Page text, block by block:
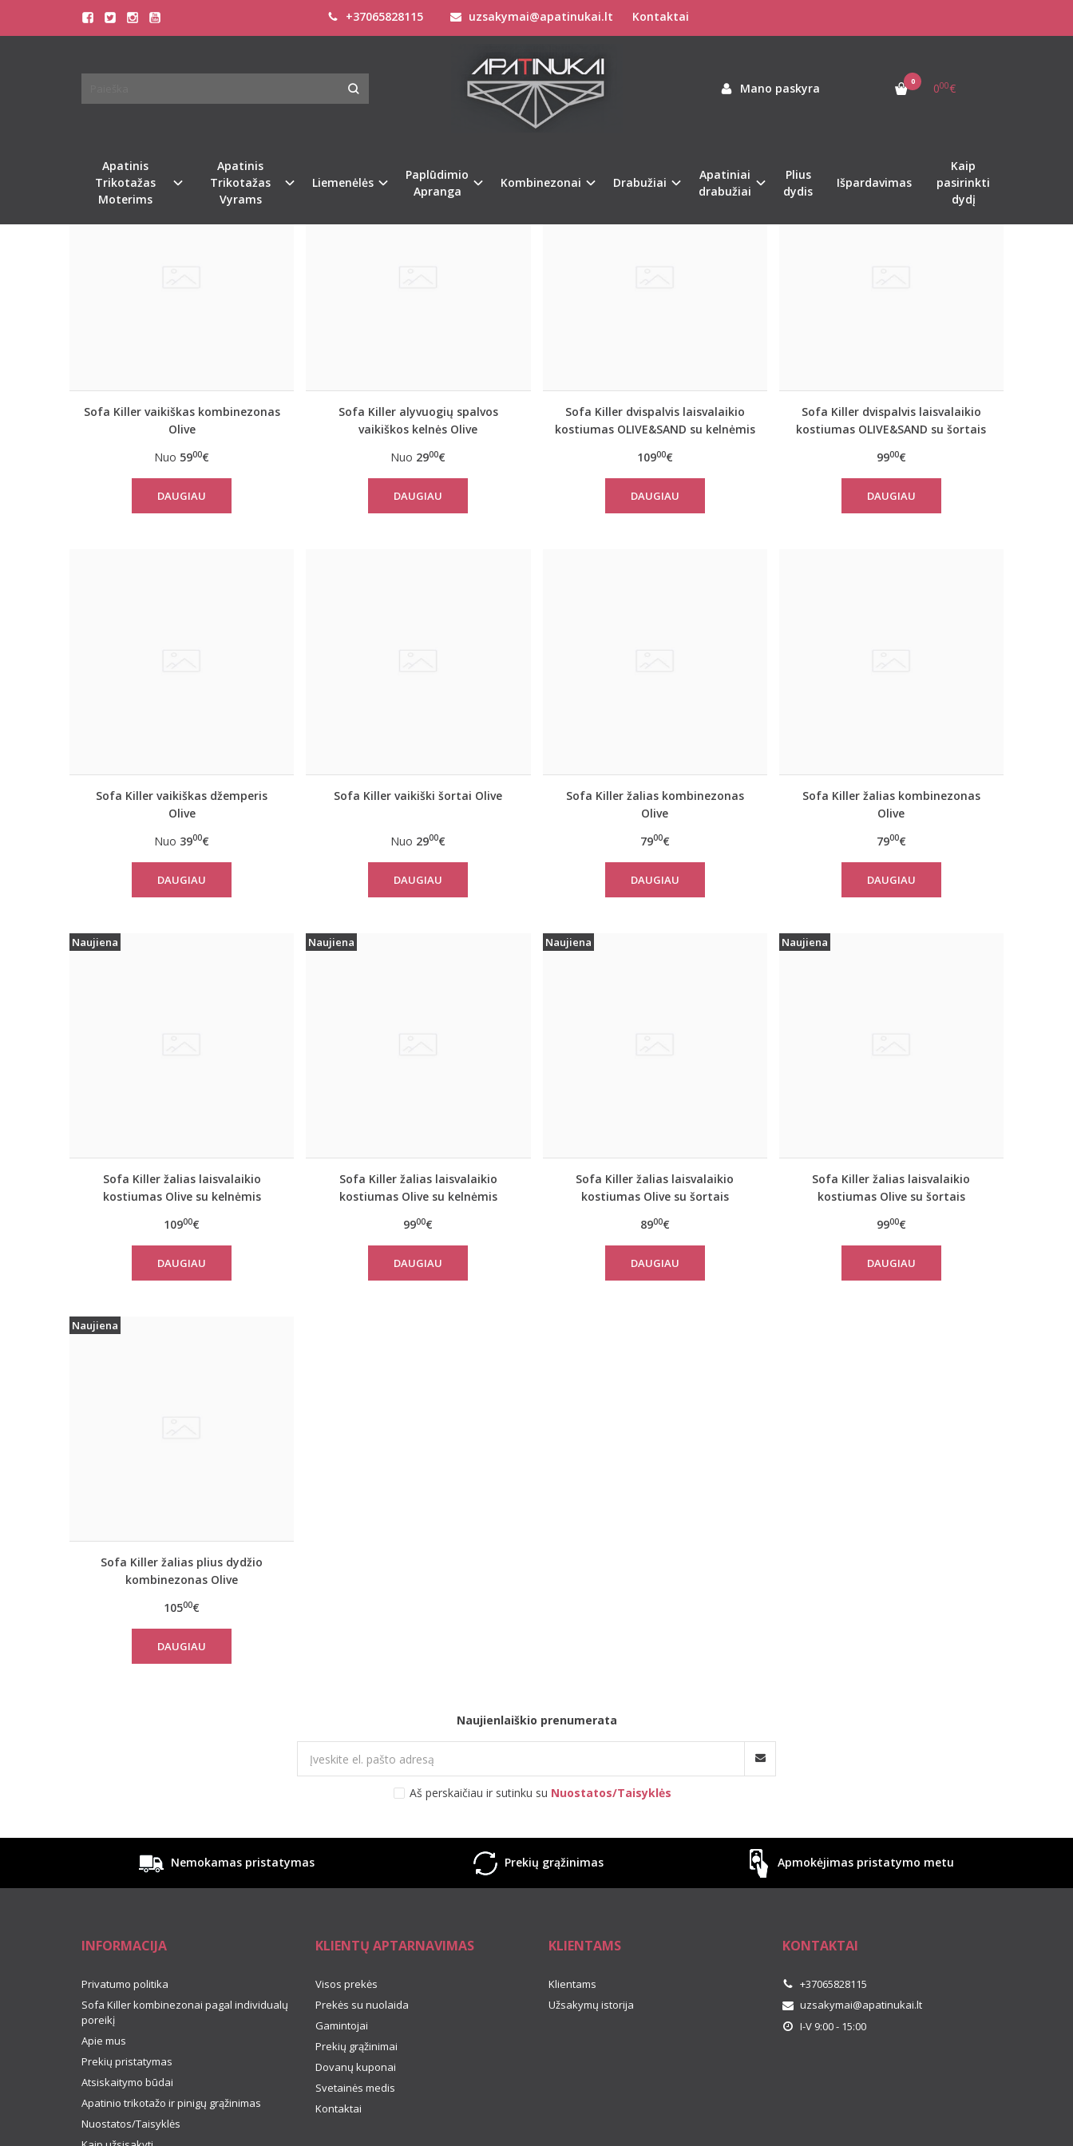
+37065828115 uzsakymai@apatinukai.lt Kontaktai
Mano paskyra 0 000€
Apatinis
Trikotažas
Moterims
Apatinis
Trikotažas
Vyrams
Liemenėlės
Paplūdimio
Apranga
Kombinezonai Drabužiai
Apatiniai
drabužiai
Plius
dydis
Išpardavimas
Kaip
pasirinkti
dydį
PREKIŲ PAIEŠKA - OLIVE
Sofa Killer vaikiškas kombinezonas
Olive
Nuo 5900€
DAUGIAU
Sofa Killer alyvuogių spalvos
vaikiškos kelnės Olive
Nuo 2900€
DAUGIAU
Naujiena
Sofa Killer dvispalvis laisvalaikio
kostiumas OLIVE&SAND su kelnėmis
10900€
DAUGIAU
Naujiena
Sofa Killer dvispalvis laisvalaikio
kostiumas OLIVE&SAND su šortais
9900€
DAUGIAU
Sofa Killer vaikiškas džemperis
Olive
Nuo 3900€
DAUGIAU
Sofa Killer vaikiški šortai Olive
Nuo 2900€
DAUGIAU
Sofa Killer žalias kombinezonas
Olive
7900€
DAUGIAU
Sofa Killer žalias kombinezonas
Olive
7900€
DAUGIAU
Naujiena
Sofa Killer žalias laisvalaikio
kostiumas Olive su kelnėmis
10900€
DAUGIAU
Naujiena
Sofa Killer žalias laisvalaikio
kostiumas Olive su kelnėmis
9900€
DAUGIAU
Naujiena
Sofa Killer žalias laisvalaikio
kostiumas Olive su šortais
8900€
DAUGIAU
Naujiena
Sofa Killer žalias laisvalaikio
kostiumas Olive su šortais
9900€
DAUGIAU
Naujiena
Sofa Killer žalias plius dydžio
kombinezonas Olive
10500€
DAUGIAU
Naujienlaiškio prenumerata
Aš perskaičiau ir sutinku su Nuostatos/Taisyklės
Nemokamas pristatymas Prekių grąžinimas Apmokėjimas pristatymo metu
INFORMACIJA
Privatumo politika
Sofa Killer kombinezonai pagal individualų
poreikį
Apie mus
Prekių pristatymas
Atsiskaitymo būdai
Apatinio trikotažo ir pinigų grąžinimas
Nuostatos/Taisyklės
KLIENTŲ APTARNAVIMAS
Visos prekės
Prekės su nuolaida
Gamintojai
Prekių grąžinimai
Dovanų kuponai
Svetainės medis
Kontaktai
KLIENTAMS
Klientams
Užsakymų istorija
KONTAKTAI
+37065828115
uzsakymai@apatinukai.lt
I-V 9:00 - 15:00